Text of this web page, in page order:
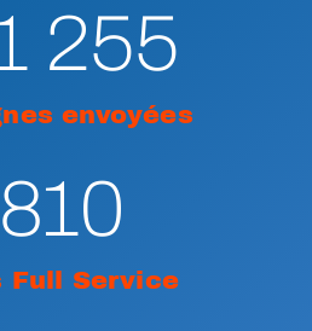
envoyées
255
Full Service